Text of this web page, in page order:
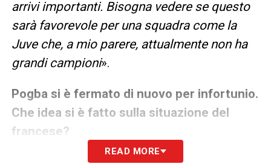
arrivi importanti. Bisogna vedere se questo
sarà favorevole per una squadra come la
Juve che, a mio parere, attualmente non ha
grandi campioni».
Pogba si è fermato di nuovo per infortunio.
Che idea si è fatto sulla situazione del
francese?
READ MORE